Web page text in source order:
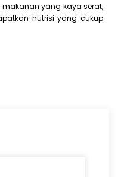
yang kaya serat,
nutrisi yang cukup